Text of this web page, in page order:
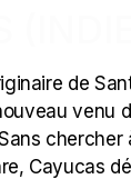
de
venu
chercher
Cayucas